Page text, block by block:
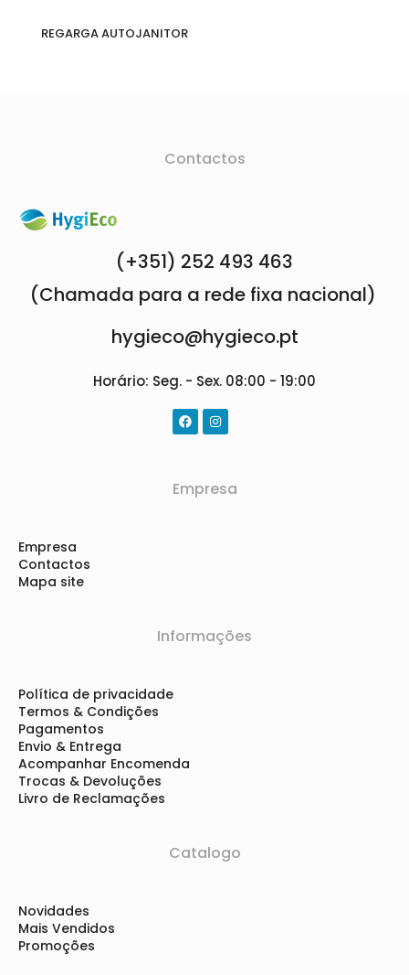
REGARGA AUTOJANITOR
Contactos
(+351) 252 493 463
(Chamada para a rede fixa nacional)
hygieco@hygieco.pt
Horário: Seg. - Sex. 08:00 - 19:00
Empresa
Empresa
Contactos
Mapa site
Informações
Política de privacidade
Termos & Condições
Pagamentos
Envio & Entrega
Acompanhar Encomenda
Trocas & Devoluções
Livro de Reclamações
Catalogo
Novidades
Mais Vendidos
Promoções